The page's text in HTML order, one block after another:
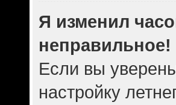
Я изменил
неправильное!
Если вы
настройку